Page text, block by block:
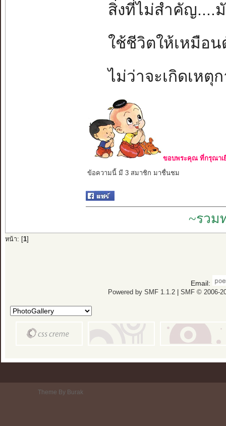
สิ่งที่ไม่สำคัญ....มั
ใช้ชีวิตให้เหมือน
ไม่ว่าจะเกิดเหตุ
ขอบพระคุณ ที่กรุณาเ
ข้อความนี้ มี 3 สมาชิก มาชื่นชม
~รวม
หน้า: [ 1]
Email:
Powered by SMF 1.1.2| SMF © 2006-
Theme By Burak